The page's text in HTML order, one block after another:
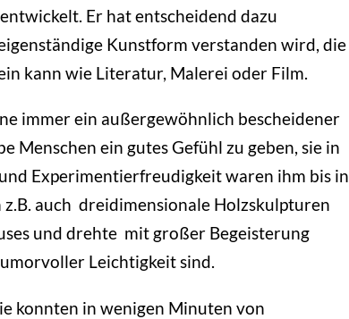
Er hat entscheidend dazu
Kunstform verstanden wird, die
kann wie Literatur, Malerei oder Film.
immer ein außergewöhnlich bescheidener
Menschen ein gutes Gefühl zu geben, sie in
Experimentierfreudigkeit waren ihm bis in
auch dreidimensionale Holzskulpturen
und drehte mit großer Begeisterung
Leichtigkeit sind.
konnten in wenigen Minuten von